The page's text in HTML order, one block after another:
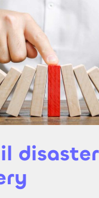
il disaster